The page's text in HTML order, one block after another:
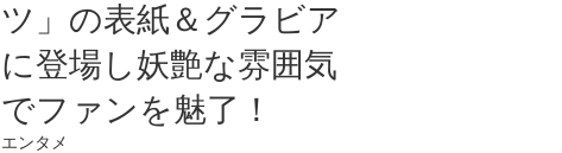
ツ」の表紙＆グラビア
に登場し妖艶な雰囲気
でファンを魅了！
エンタメ